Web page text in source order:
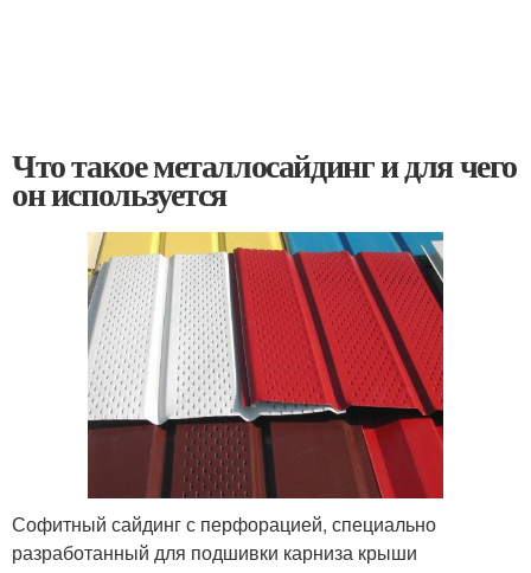
Что такое металлосайдинг и для чего
он используется
Софитный сайдинг с перфорацией, специально
разработанный для подшивки карниза крыши